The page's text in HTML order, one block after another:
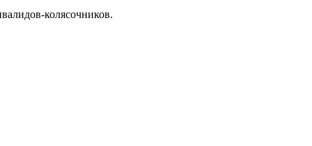
колясочников.